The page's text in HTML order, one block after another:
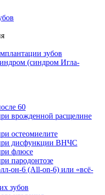
зубов
(синдром Игла-
60
врожденной расщелине
остеомиелите
дисфункции ВНЧС
флюсе
пародонтозе
он-6 (All-on-6) или «всё-
зубов